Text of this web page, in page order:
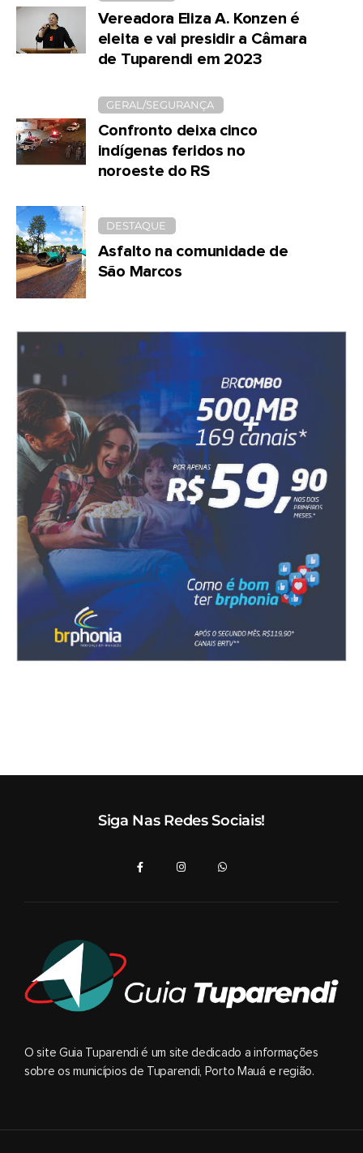
Vereadora Eliza A. Konzen é
eleita e vai presidir a Câmara
de Tuparendi em 2023
GERAL/SEGURANÇA
Confronto deixa cinco
indígenas feridos no
noroeste do RS
DESTAQUE
Asfalto na comunidade de
São Marcos
Siga Nas Redes Sociais!
O site Guia Tuparendi é um site dedicado a informações
sobre os municípios de Tuparendi, Porto Mauá e região.